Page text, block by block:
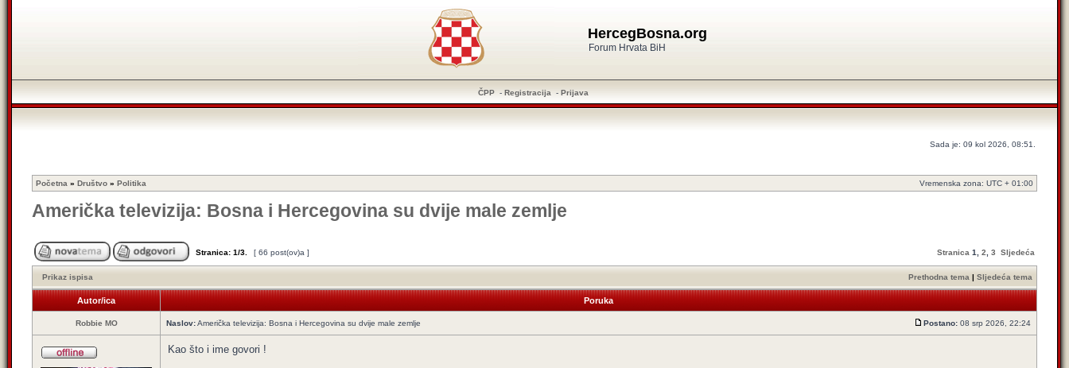
HercegBosna.org
Forum Hrvata BiH
ČPP - Registracija - Prijava
Sada je: 09 kol 2026, 08:51.
Početna » Društvo » Politika Vremenska zona: UTC + 01:00
Američka televizija: Bosna i Hercegovina su dvije male zemlje
Stranica: 1/3 [ 66 post(ov)a ] Stranica 1 2 3 Sljedeća
Prikaz ispisa Prethodna tema | Sljedeća tema
Autor/ica Poruka
Robbie MO Naslov:Američka televizija: Bosna i Hercegovina su dvije male zemlje Postano: 08 srp 2026, 22:24
Kao što i ime govori !